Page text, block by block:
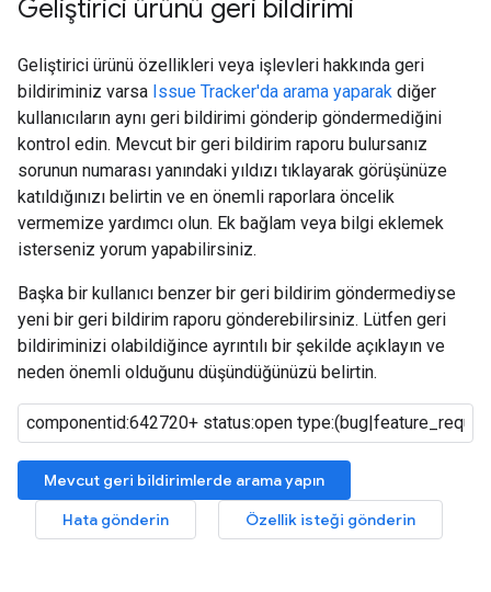
Geliştirici ürünü geri bildirimi
Geliştirici ürünü özellikleri veya işlevleri hakkında geri
bildiriminiz varsa Issue Tracker'da arama yaparak diğer
kullanıcıların aynı geri bildirimi gönderip göndermediğini
kontrol edin. Mevcut bir geri bildirim raporu bulursanız
sorunun numarası yanındaki yıldızı tıklayarak görüşünüze
katıldığınızı belirtin ve en önemli raporlara öncelik
vermemize yardımcı olun. Ek bağlam veya bilgi eklemek
isterseniz yorum yapabilirsiniz.
Başka bir kullanıcı benzer bir geri bildirim göndermediyse
yeni bir geri bildirim raporu gönderebilirsiniz. Lütfen geri
bildiriminizi olabildiğince ayrıntılı bir şekilde açıklayın ve
neden önemli olduğunu düşündüğünüzü belirtin.
Mevcut geri bildirimlerde arama yapın
Hata gönderin
Özellik isteği gönderin